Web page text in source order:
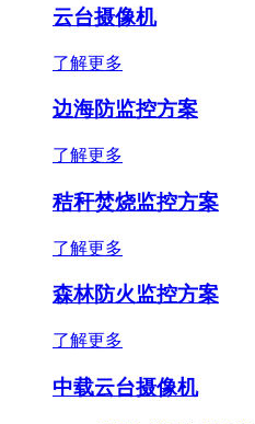
云台摄像机
了解更多
边海防监控方案
了解更多
秸秆焚烧监控方案
了解更多
森林防火监控方案
了解更多
中载云台摄像机